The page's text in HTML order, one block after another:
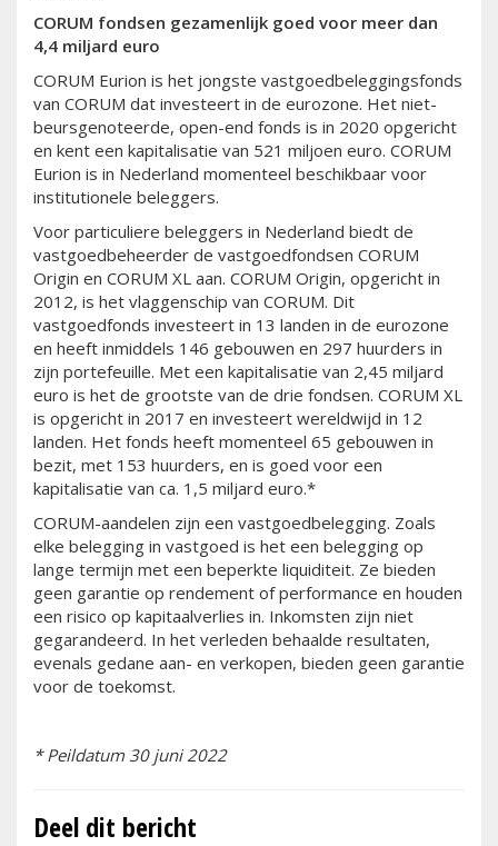
CORUM fondsen gezamenlijk goed voor meer dan
4,4 miljard euro
CORUM Eurion is het jongste vastgoedbeleggingsfonds
van CORUM dat investeert in de eurozone. Het niet-
beursgenoteerde, open-end fonds is in 2020 opgericht
en kent een kapitalisatie van 521 miljoen euro. CORUM
Eurion is in Nederland momenteel beschikbaar voor
institutionele beleggers.
Voor particuliere beleggers in Nederland biedt de
vastgoedbeheerder de vastgoedfondsen CORUM
Origin en CORUM XL aan. CORUM Origin, opgericht in
2012, is het vlaggenschip van CORUM. Dit
vastgoedfonds investeert in 13 landen in de eurozone
en heeft inmiddels 146 gebouwen en 297 huurders in
zijn portefeuille. Met een kapitalisatie van 2,45 miljard
euro is het de grootste van de drie fondsen. CORUM XL
is opgericht in 2017 en investeert wereldwijd in 12
landen. Het fonds heeft momenteel 65 gebouwen in
bezit, met 153 huurders, en is goed voor een
kapitalisatie van ca. 1,5 miljard euro.*
CORUM-aandelen zijn een vastgoedbelegging. Zoals
elke belegging in vastgoed is het een belegging op
lange termijn met een beperkte liquiditeit. Ze bieden
geen garantie op rendement of performance en houden
een risico op kapitaalverlies in. Inkomsten zijn niet
gegarandeerd. In het verleden behaalde resultaten,
evenals gedane aan- en verkopen, bieden geen garantie
voor de toekomst.
* Peildatum 30 juni 2022
Deel dit bericht